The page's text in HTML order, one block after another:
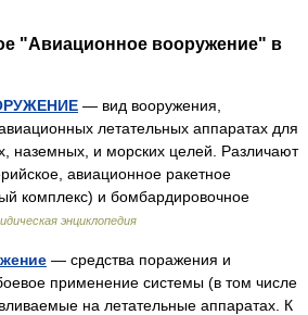
"Авиационное вооружение" в
— вид вооружения,
летательных аппаратах для
наземных, и морских целей. Различают
авиационное ракетное
комплекс) и бомбардировочное
энциклопедия
— средства поражения и
применение системы (в том числе
на летательные аппаратах. К